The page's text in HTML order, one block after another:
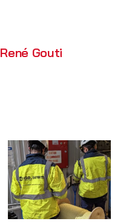
René Gouti